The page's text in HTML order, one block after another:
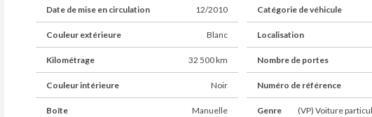
• Garantie commerciale 6 mois incluse
Ces honoraires garantissent un véhicule prêt à rouler.
Dans le cadre du mandat confié par le vendeur, des honoraires sont
vendeur.
⸻
OPTION DISPONIBLE
Date de mise en circulation 12/2010
Couleur extérieure Blanc
Kilométrage 32 500 km
Couleur intérieure Noir
Boîte Manuelle
Catégorie de véhicule
Localisation
Nombre de portes
Numéro de référence
Genre (VP) Voiture